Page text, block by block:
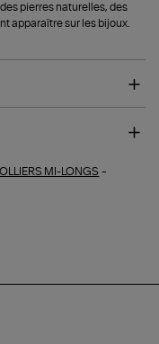
pierres naturelles, des
apparaître sur les bijoux.
MI-LONGS -